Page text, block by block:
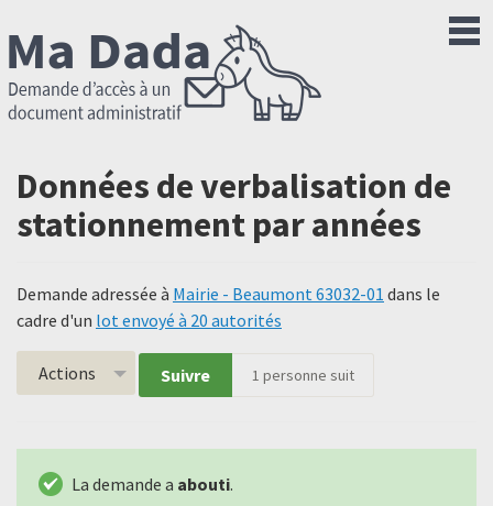
Données de verbalisation de
stationnement par années
Demande adressée à Mairie - Beaumont 63032-01 dans le
cadre d'un lot envoyé à 20 autorités
Actions Suivre 1 personne suit
La demande a abouti.